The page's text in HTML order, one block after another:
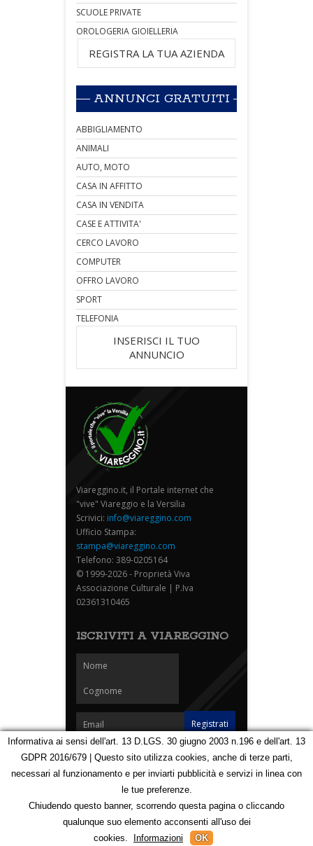
SCUOLE PRIVATE
OROLOGERIA GIOIELLERIA
REGISTRA LA TUA AZIENDA
ANNUNCI GRATUITI
ABBIGLIAMENTO
ANIMALI
AUTO, MOTO
CASA IN AFFITTO
CASA IN VENDITA
CASE E ATTIVITA'
CERCO LAVORO
COMPUTER
OFFRO LAVORO
SPORT
TELEFONIA
INSERISCI IL TUO
ANNUNCIO
Viareggino.it, il Portale internet che
"vive" Viareggio e la Versilia
Scrivici: info@viareggino.com
Ufficio Stampa:
stampa@viareggino.com
Telefono: 389-0205164
© 1999-2026 - Proprietà Viva
Associazione Culturale | P.Iva
02361310465
ISCRIVITI A VIAREGGINO
Homepage Notizie Speciali Eventi Foto Carnevale
Partners
Contatti
Mappa
123172586
Informativa ai sensi dell'art. 13 D.LGS. 30 giugno 2003 n.196 e dell'art. 13
GDPR 2016/679 | Questo sito utilizza cookies, anche di terze parti,
necessari al funzionamento e per inviarti pubblicità e servizi in linea con
le tue preferenze.
Chiudendo questo banner, scorrendo questa pagina o cliccando
qualunque suo elemento acconsenti all'uso dei
cookies.
Informazioni OK